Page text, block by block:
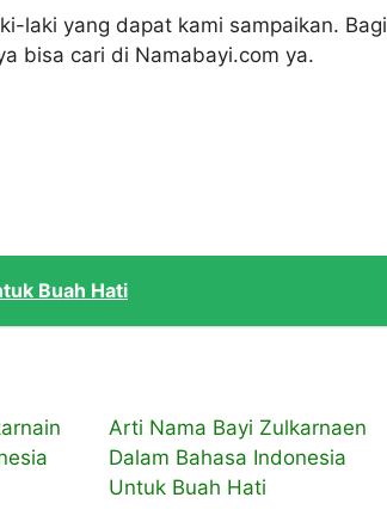
laki yang dapat kami sampaikan. Bagi
bisa cari di Namabayi.com ya.
Buah Hati
Arti Nama Bayi Zulkarnaen
Dalam Bahasa Indonesia
Untuk Buah Hati